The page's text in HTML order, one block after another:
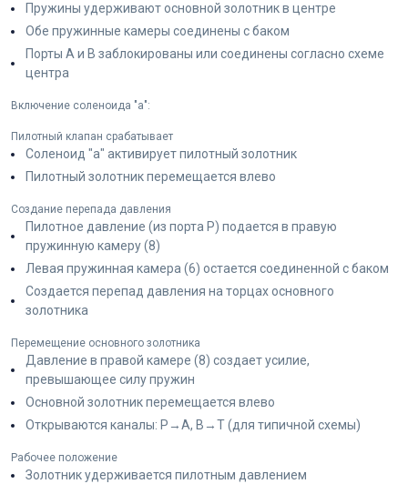
Пружины удерживают основной золотник в центре
Обе пружинные камеры соединены с баком
Порты A и B заблокированы или соединены согласно схеме
центра
Включение соленоида "a":
Пилотный клапан срабатывает
Соленоид "a" активирует пилотный золотник
Пилотный золотник перемещается влево
Создание перепада давления
Пилотное давление (из порта P) подается в правую
пружинную камеру (8)
Левая пружинная камера (6) остается соединенной с баком
Создается перепад давления на торцах основного
золотника
Перемещение основного золотника
Давление в правой камере (8) создает усилие,
превышающее силу пружин
Основной золотник перемещается влево
Открываются каналы: P→A, B→T (для типичной схемы)
Рабочее положение
Золотник удерживается пилотным давлением